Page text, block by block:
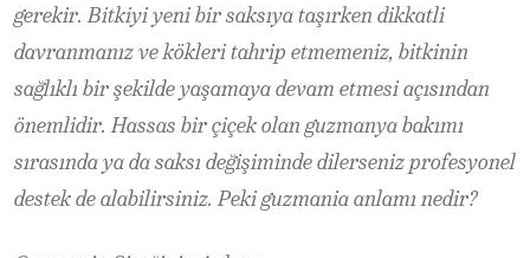
gerekir. Bitkiyi yeni bir saksıya taşırken dikkatli
davranmanız ve kökleri tahrip etmemeniz, bitkinin
sağlıklı bir şekilde yaşamaya devam etmesi açısından
önemlidir. Hassas bir çiçek olan guzmanya bakımı
sırasında ya da saksı değişiminde dilerseniz profesyonel
destek de alabilirsiniz. Peki guzmania anlamı nedir?